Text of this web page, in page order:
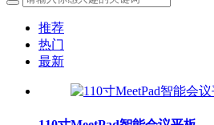
推荐
热门
最新